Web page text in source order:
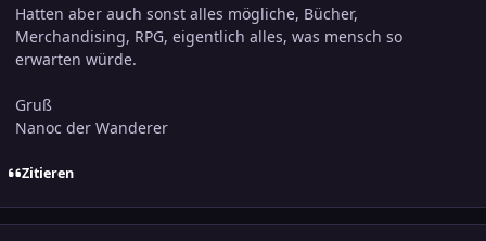
Hatten aber auch sonst alles mögliche, Bücher,
Merchandising, RPG, eigentlich alles, was mensch so
erwarten würde.
Gruß
Nanoc der Wanderer
Zitieren